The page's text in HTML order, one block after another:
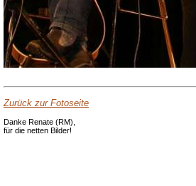
Zurück zur Fotoseite
Danke Renate (RM),
für die netten Bilder!